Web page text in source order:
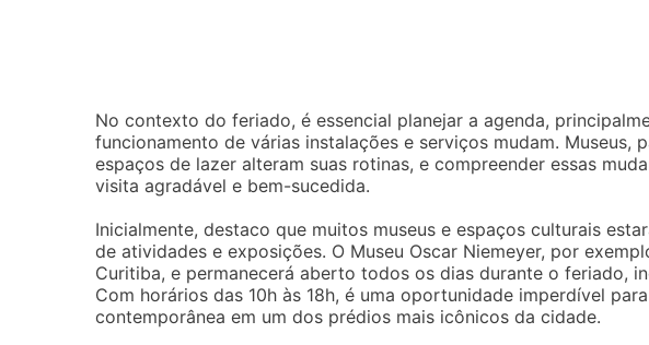
No contexto do feriado, é essencial planejar a agenda,
funcionamento de várias instalações e serviços mudam. Museus,
espaços de lazer alteram suas rotinas, e compreender essas
visita agradável e bem-sucedida.
Inicialmente, destaco que muitos museus e espaços culturais
de atividades e exposições. O Museu Oscar Niemeyer, por
Curitiba, e permanecerá aberto todos os dias durante o feriado,
Com horários das 10h às 18h, é uma oportunidade imperdível
contemporânea em um dos prédios mais icônicos da cidade.